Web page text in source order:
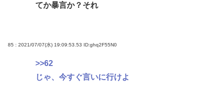
てか暴言か？それ
85 : 2021/07/07(水) 19:09:53.53 ID:ghq2F55N0
>>62
じゃ、今すぐ言いに行けよ